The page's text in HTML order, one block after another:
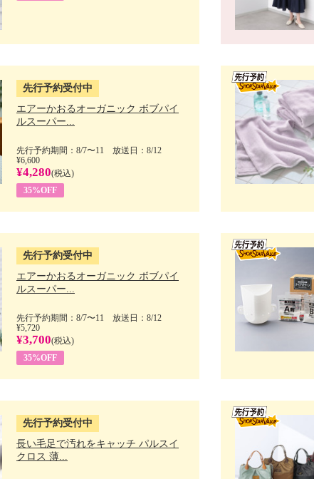
先行予約受付中
エアーかおるオーガニック ボブパイ
ルスーパー...
先行予約期間：8/7〜11 放送日：8/12
¥6,600
¥4,280(税込)
35%OFF
先行予約受付中
エアーかおるオーガニック ボブパイ
ルスーパー...
先行予約期間：8/7〜11 放送日：8/12
¥5,720
¥3,700(税込)
35%OFF
先行予約受付中
長い毛足で汚れをキャッチ パルスイ
クロス 薄...